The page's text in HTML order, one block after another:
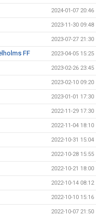
2024-01-07 20:46
2023-11-30 09:48
2023-07-27 21:30
FF 2023-04-05 15:25
2023-02-26 23:45
2023-02-10 09:20
2023-01-01 17:30
2022-11-29 17:30
2022-11-04 18:10
2022-10-31 15:04
2022-10-28 15:55
2022-10-21 18:00
2022-10-14 08:12
2022-10-10 15:16
2022-10-07 21:50